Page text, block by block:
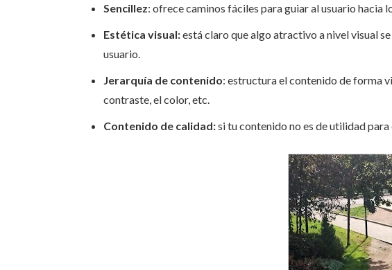
Sencillez: ofrece caminos fáciles para guiar al usuario hacia
Estética visual:está claro que algo atractivo a nivel visual
usuario.
Jerarquía de contenido: estructura el contenido de forma
contraste, el color, etc.
Contenido de calidad:si tu contenido no es de utilidad